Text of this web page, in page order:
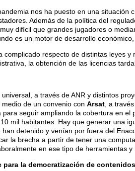
nos ha puesto en una
Además de la política del
difícil que grandes jugadores o
es un motor de desarrollo
respecto de distintas leyes
la obtención de las licencias
a través de ANR y distintos
de un convenio con Arsat , a
seguir ampliando la cobertura en
mil habitantes. Hay que generar una
detenido y venían por fuera del
la brecha a partir de tener una
en ese tipo de herramientas y
la democratización de